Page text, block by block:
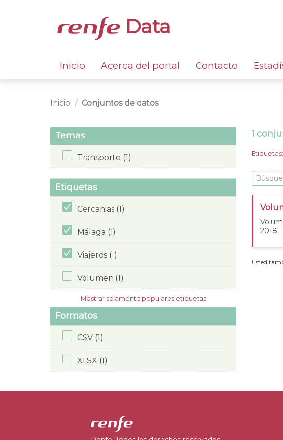
Data
Inicio Acerca del portal Contacto
Inicio Conjuntos de datos
Temas
Transporte (1)
Etiquetas
Cercanias (1)
Málaga (1)
Viajeros (1)
Volumen (1)
Mostrar solamente populares etiquetas
Formatos
CSV (1)
XLSX (1)
1
Etiquetas:
2018
Usted